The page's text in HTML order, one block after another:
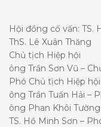
Hội đồng cố vấn: TS.
ThS. Lê Xuân Thăng
Chủ tịch Hiệp hội
ông Trần Sơn Vũ –
Phó Chủ tịch Hiệp hội
ông Trần Tuấn Hải –
ông Phan Khôi
TS. Hồ Minh Sơn –